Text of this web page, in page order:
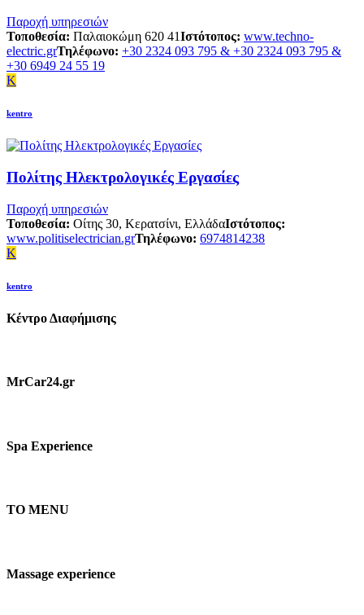
Παροχή υπηρεσιών
Τοποθεσία: Παλαιοκώμη 620 41Ιστότοπος: www.techno-
electric.grΤηλέφωνο: +30 2324 093 795 & +30 2324 093 795 &
+30 6949 24 55 19
K
kentro
Πολίτης Ηλεκτρολογικές Εργασίες
Παροχή υπηρεσιών
Τοποθεσία: Οίτης 30, Κερατσίνι, ΕλλάδαΙστότοπος:
www.politiselectrician.grΤηλέφωνο: 6974814238
K
kentro
Κέντρο Διαφήμισης
MrCar24.gr
Spa Experience
TO MENU
Massage experience